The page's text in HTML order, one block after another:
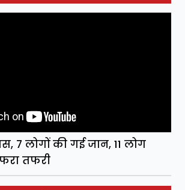
7 लोगों की गई जान, 11 लोग
तफरी